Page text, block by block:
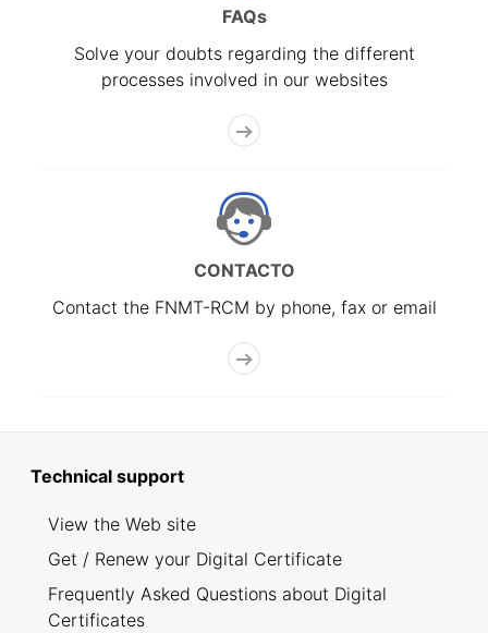
FAQs
Solve your doubts regarding the different
processes involved in our websites
CONTACTO
Contact the FNMT-RCM by phone, fax or email
Technical support
View the Web site
Get / Renew your Digital Certificate
Frequently Asked Questions about Digital
Certificates